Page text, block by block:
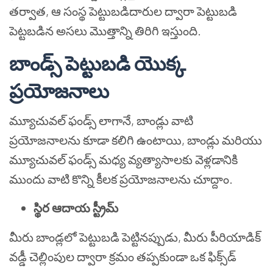
తర్వాత, ఆ సంస్థ పెట్టుబడిదారుల ద్వారా పెట్టుబడి
పెట్టబడిన అసలు మొత్తాన్ని తిరిగి ఇస్తుంది.
బాండ్స్ పెట్టుబడి యొక్క
ప్రయోజనాలు
మ్యూచువల్ ఫండ్స్ లాగానే, బాండ్లు వాటి
ప్రయోజనాలను కూడా కలిగి ఉంటాయి, బాండ్లు మరియు
మ్యూచువల్ ఫండ్స్ మధ్య వ్యత్యాసాలకు వెళ్లడానికి
ముందు వాటి కొన్ని కీలక ప్రయోజనాలను చూద్దాం.
స్థిర ఆదాయ స్ట్రీమ్
మీరు బాండ్లలో పెట్టుబడి పెట్టినప్పుడు, మీరు పీరియాడిక్
వడ్డీ చెల్లింపుల ద్వారా క్రమం తప్పకుండా ఒక ఫిక్స్‌డ్